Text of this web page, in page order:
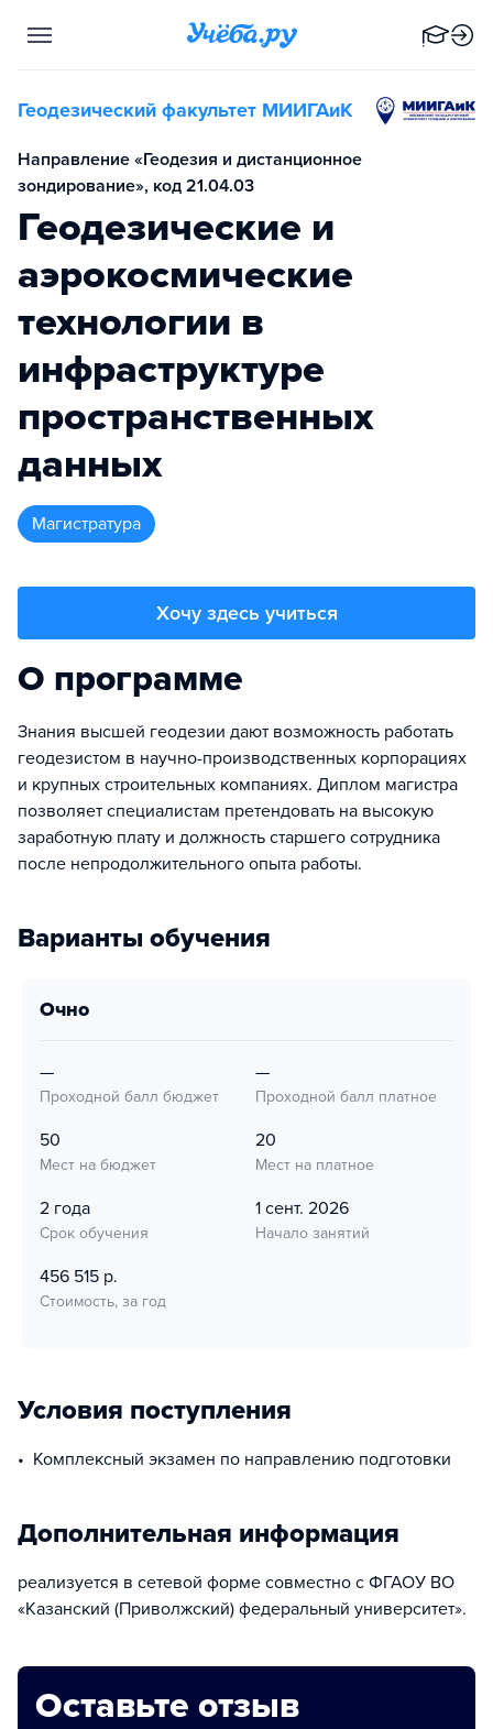
Геодезический факультет МИИГАиК
Направление «Геодезия и дистанционное
зондирование», код 21.04.03
Геодезические и
аэрокосмические
технологии в
инфраструктуре
пространственных
данных
магистратура
Хочу здесь учиться
О программе
Знания высшей геодезии дают возможность работать
геодезистом в научно-производственных корпорациях
и крупных строительных компаниях. Диплом магистра
позволяет специалистам претендовать на высокую
заработную плату и должность старшего сотрудника
после непродолжительного опыта работы.
Варианты обучения
очно
—
Проходной балл бюджет
—
Проходной балл платное
50
Мест на бюджет
20
Мест на платное
2 года
Срок обучения
1 сент. 2026
Начало занятий
456 515 р.
Стоимость, за год
Условия поступления
комплексный экзамен по направлению подготовки
Дополнительная информация
реализуется в сетевой форме совместно с ФГАОУ ВО
«Казанский (Приволжский) федеральный университет».
Оставьте отзыв